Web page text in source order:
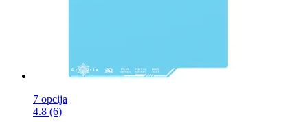
7 opcija
4.8 (6)